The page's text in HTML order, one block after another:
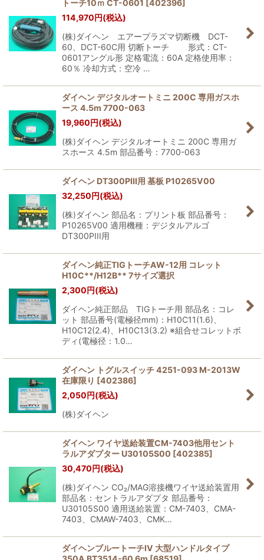
トーチ10ｍ CT-0601 [402396]
114,970円(税込)
(株)ダイヘン エアープラズマ切断機 DCT-
60、DCT-60C用 切断トーチ 形式：CT-
0601アングル形 定格電流：60A 定格使用率：
60％ 冷却方式：空冷 …
ダイヘン デジタルオートミニ 200C 専用ガスホ
ース 4.5m 7700-063
19,960円(税込)
(株)ダイヘン デジタルオートミニ 200C 専用ガ
スホース 4.5m 部品番号：7700-063
ダイヘン DT300PIII用 基板 P10265V00
32,250円(税込)
(株)ダイヘン 部品名：プリント板 部品番号：
P10265V00 適用機種：デジタルアルゴ
DT300PIII用
ダイヘン純正TIGトーチAW-12用 コレット
H10C**/H12B** 7サイズ選択
2,300円(税込)
ダイヘン純正部品 TIGトーチ用 部品名：コレ
ット 部品番号(電極径mm)：H10C11(1.6)、
H10C12(2.4)、H10C13(3.2) ※組合せコレットボ
ディ(電極径：1.0…
ダイヘン トグルスイッチ 4251-093 M-2013W
在庫限り [402386]
2,050円(税込)
(株)ダイヘン
ダイヘン ワイヤ送給装置CM-7403他用セント
ラルアダプター U30105S00 [402385]
30,470円(税込)
(株)ダイヘン CO₂/MAG溶接機ワイヤ送給装置用
部品名：セントラルアダプタ 部品番号：
U30105S00 適用送給装置：CM-7403、CMA-
7403、CMAW-7403、CMK…
ダイヘンブルートーチIV 大型ハンドルタイプ